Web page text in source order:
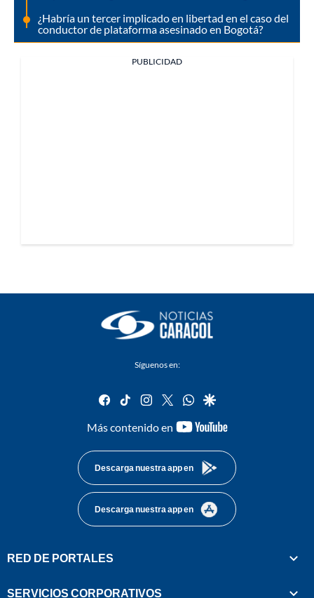
¿Habría un tercer implicado en libertad en el caso del
conductor de plataforma asesinado en Bogotá?
PUBLICIDAD
Síguenos en:
facebook
tiktok instagram
twitterwhatsapp
google
Más contenido en
youtube-
Descarga nuestra app en
Descarga nuestra app en
RED DE PORTALES
SERVICIOS CORPORATIVOS